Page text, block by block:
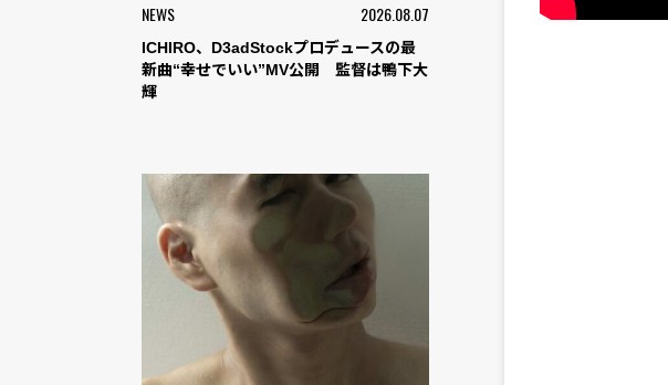
NEWS 2026.08.07
ICHIRO、D3adStockプロデュースの最
新曲“幸せでいい”MV公開 監督は鴨下大
輝